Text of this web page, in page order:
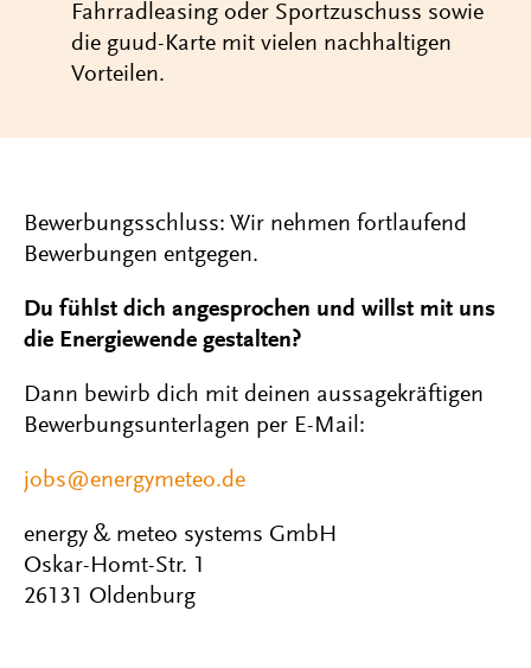
Fahrradleasing oder Sportzuschuss sowie
die guud-Karte mit vielen nachhaltigen
Vorteilen.
Bewerbungsschluss: Wir nehmen fortlaufend
Bewerbungen entgegen.
Du fühlst dich angesprochen und willst mit uns
die Energiewende gestalten?
Dann bewirb dich mit deinen aussagekräftigen
Bewerbungsunterlagen per E-Mail:
jobs@energymeteo.de
energy & meteo systems GmbH
Oskar-Homt-Str. 1
26131 Oldenburg